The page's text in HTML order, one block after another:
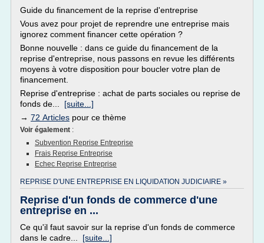
Guide du financement de la reprise d'entreprise
Vous avez pour projet de reprendre une entreprise mais
ignorez comment financer cette opération ?
Bonne nouvelle : dans ce guide du financement de la
reprise d'entreprise, nous passons en revue les différents
moyens à votre disposition pour boucler votre plan de
financement.
Reprise d'entreprise : achat de parts sociales ou reprise de
fonds de... [suite...]
→ 72 Articles pour ce thème
Voir également :
Subvention Reprise Entreprise
Frais Reprise Entreprise
Echec Reprise Entreprise
REPRISE D'UNE ENTREPRISE EN LIQUIDATION JUDICIAIRE »
Reprise d'un fonds de commerce d'une
entreprise en ...
Ce qu'il faut savoir sur la reprise d'un fonds de commerce
dans le cadre... [suite...]